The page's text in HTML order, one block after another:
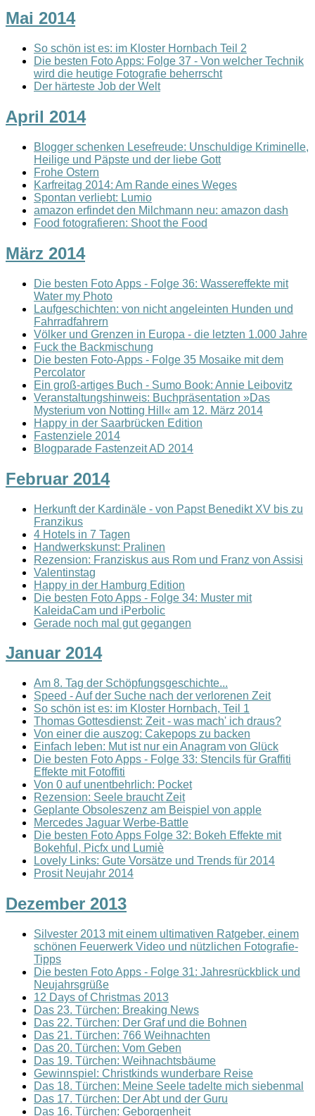
Mai 2014
So schön ist es: im Kloster Hornbach Teil 2
Die besten Foto Apps: Folge 37 - Von welcher Technik
wird die heutige Fotografie beherrscht
Der härteste Job der Welt
April 2014
Blogger schenken Lesefreude: Unschuldige Kriminelle,
Heilige und Päpste und der liebe Gott
Frohe Ostern
Karfreitag 2014: Am Rande eines Weges
Spontan verliebt: Lumio
amazon erfindet den Milchmann neu: amazon dash
Food fotografieren: Shoot the Food
März 2014
Die besten Foto Apps - Folge 36: Wassereffekte mit
Water my Photo
Laufgeschichten: von nicht angeleinten Hunden und
Fahrradfahrern
Völker und Grenzen in Europa - die letzten 1.000 Jahre
Fuck the Backmischung
Die besten Foto-Apps - Folge 35 Mosaike mit dem
Percolator
Ein groß-artiges Buch - Sumo Book: Annie Leibovitz
Veranstaltungshinweis: Buchpräsentation »Das
Mysterium von Notting Hill« am 12. März 2014
Happy in der Saarbrücken Edition
Fastenziele 2014
Blogparade Fastenzeit AD 2014
Februar 2014
Herkunft der Kardinäle - von Papst Benedikt XV bis zu
Franzikus
4 Hotels in 7 Tagen
Handwerkskunst: Pralinen
Rezension: Franziskus aus Rom und Franz von Assisi
Valentinstag
Happy in der Hamburg Edition
Die besten Foto Apps - Folge 34: Muster mit
KaleidaCam und iPerbolic
Gerade noch mal gut gegangen
Januar 2014
Am 8. Tag der Schöpfungsgeschichte...
Speed - Auf der Suche nach der verlorenen Zeit
So schön ist es: im Kloster Hornbach, Teil 1
Thomas Gottesdienst: Zeit - was mach' ich draus?
Von einer die auszog: Cakepops zu backen
Einfach leben: Mut ist nur ein Anagram von Glück
Die besten Foto Apps - Folge 33: Stencils für Graffiti
Effekte mit Fotoffiti
Von 0 auf unentbehrlich: Pocket
Rezension: Seele braucht Zeit
Geplante Obsoleszenz am Beispiel von apple
Mercedes Jaguar Werbe-Battle
Die besten Foto Apps Folge 32: Bokeh Effekte mit
Bokehful, Picfx und Lumiè
Lovely Links: Gute Vorsätze und Trends für 2014
Prosit Neujahr 2014
Dezember 2013
Silvester 2013 mit einem ultimativen Ratgeber, einem
schönen Feuerwerk Video und nützlichen Fotografie-
Tipps
Die besten Foto Apps - Folge 31: Jahresrückblick und
Neujahrsgrüße
12 Days of Christmas 2013
Das 23. Türchen: Breaking News
Das 22. Türchen: Der Graf und die Bohnen
Das 21. Türchen: 766 Weihnachten
Das 20. Türchen: Vom Geben
Das 19. Türchen: Weihnachtsbäume
Gewinnspiel: Christkinds wunderbare Reise
Das 18. Türchen: Meine Seele tadelte mich siebenmal
Das 17. Türchen: Der Abt und der Guru
Das 16. Türchen: Geborgenheit